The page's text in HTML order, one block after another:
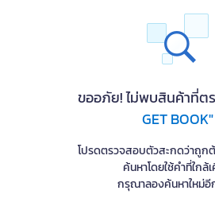
ขออภัย! ไม่พบสินค้าที่
GET BOOK"
โปรดตรวจสอบตัวสะกดว่าถูก
ค้นหาโดยใช้คำที่ใกล้
กรุณาลองค้นหาใหม่